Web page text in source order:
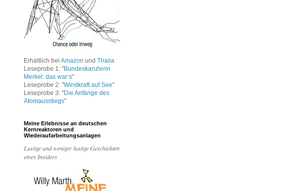
Erhältlich bei Amazon und Thalia
Leseprobe 1: "Bundeskanzlerin
Merkel: das war’s"
Leseprobe 2: "Windkraft auf See"
Leseprobe 3: "Die Anfänge des
Atomausstiegs"
Meine Erlebnisse an deutschen
Kernreaktoren und
Wiederaufarbeitungsanlagen
Lustige und weniger lustige Geschichten
eines Insiders